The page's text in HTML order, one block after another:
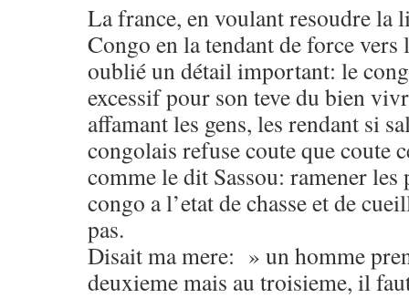
La france, en voulant resoudre la
Congo en la tendant de force
oublié un détail important: le
excessif pour son teve du bien
affamant les gens, les rendant si
congolais refuse coute que coute
comme le dit Sassou: ramener
congo a l’etat de chasse et de
pas.
Disait ma mere: » un homme
deuxieme mais au troisieme, il